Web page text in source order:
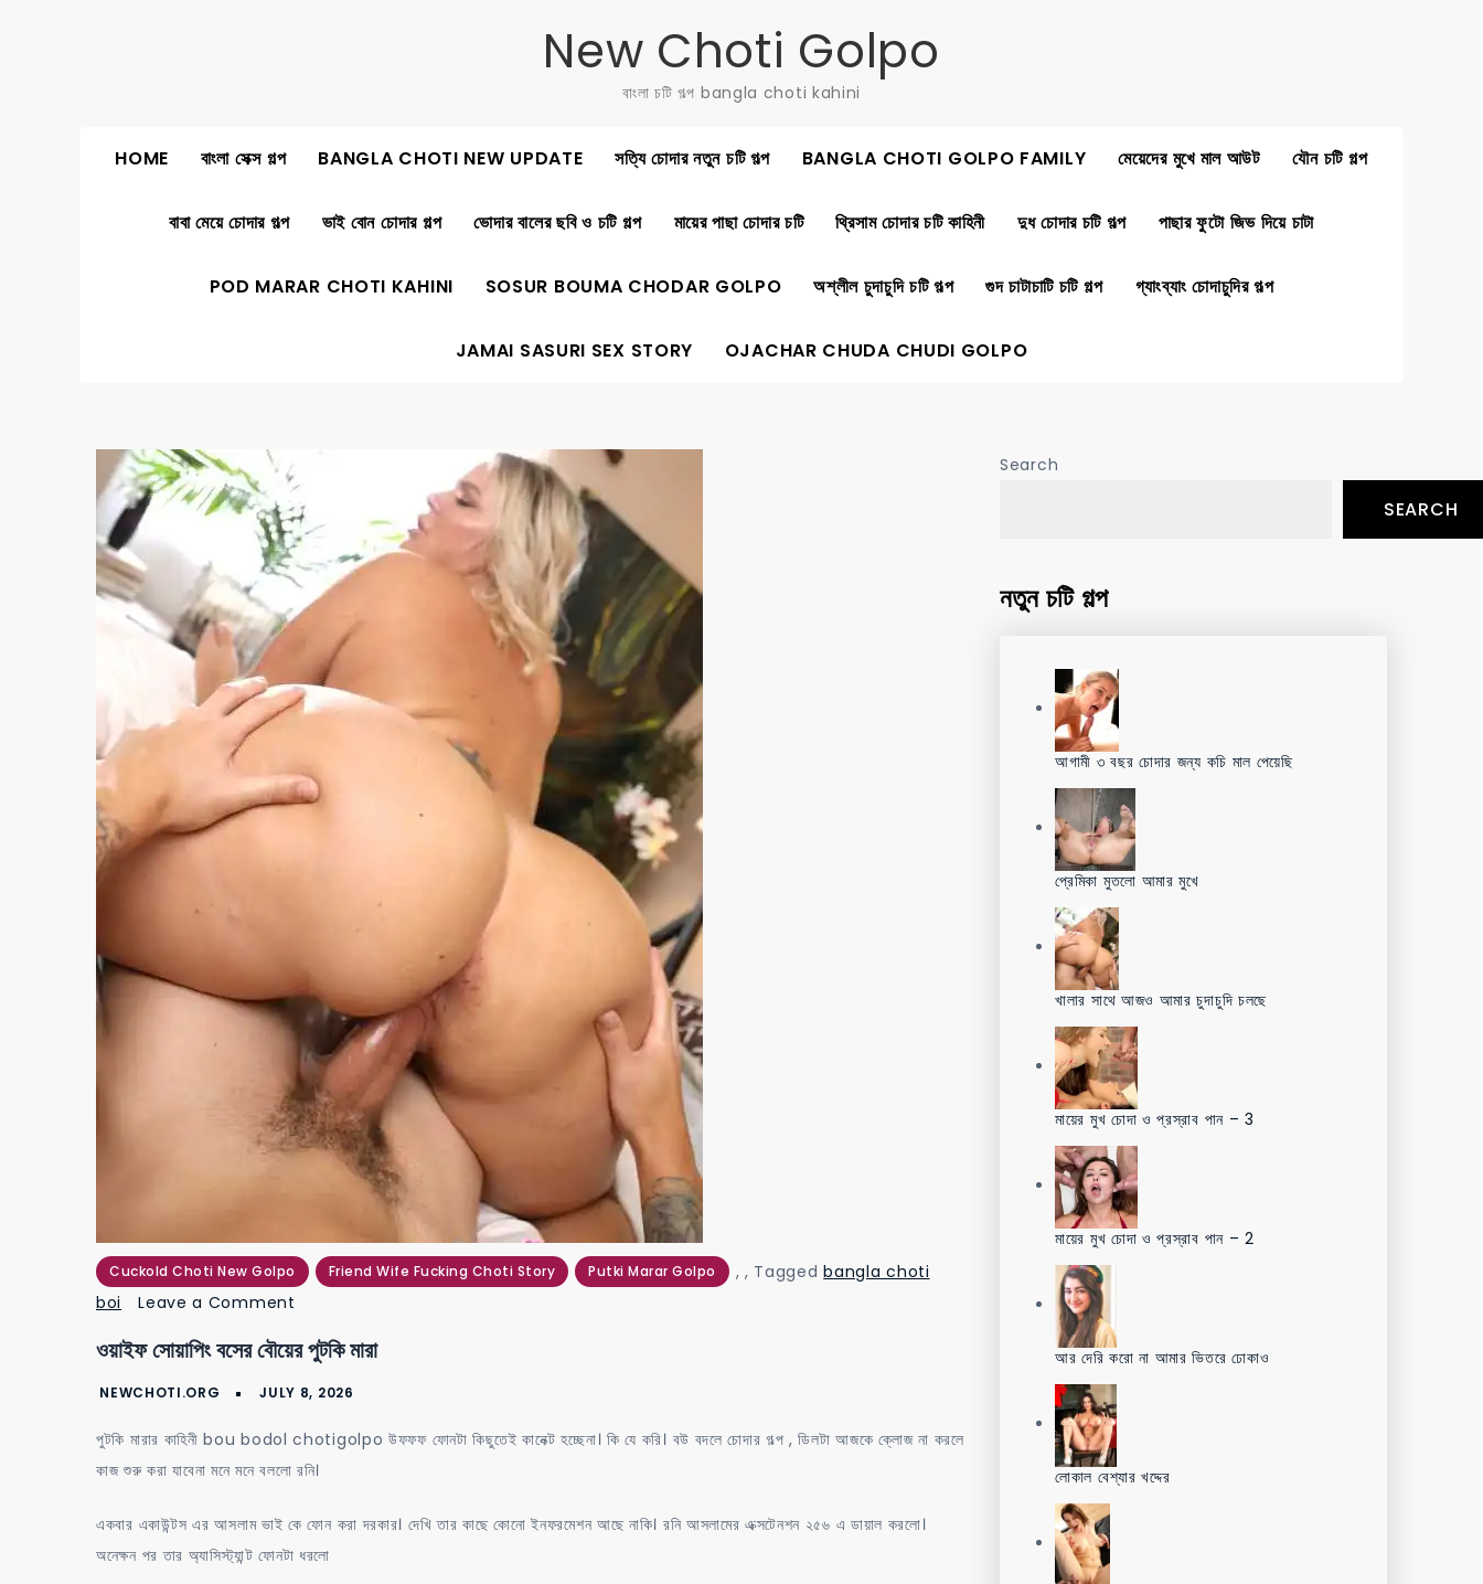
New Choti Golpo
বাংলা চটি গল্প bangla choti kahini
HOME বাংলা সেক্স গল্প BANGLA CHOTI NEW UPDATE সত্যি চোদার নতুন চটি গল্প BANGLA CHOTI GOLPO FAMILY মেয়েদের মুখে মাল আউট যৌন চটি গল্প
বাবা মেয়ে চোদার গল্প ভাই বোন চোদার গল্প ভোদার বালের ছবি ও চটি গল্প মায়ের পাছা চোদার চটি থ্রিসাম চোদার চটি কাহিনী দুধ চোদার চটি গল্প পাছার ফুটো জিভ দিয়ে চাটা
POD MARAR CHOTI KAHINI SOSUR BOUMA CHODAR GOLPO অশ্লীল চুদাচুদি চটি গল্প গুদ চাটাচাটি চটি গল্প গ্যাংব্যাং চোদাচুদির গল্প
JAMAI SASURI SEX STORY OJACHAR CHUDA CHUDI GOLPO
Cuckold Choti New Golpo ,
Friend Wife Fucking Choti Story ,
Putki Marar Golpo Taggedbangla choti
boi
Leave a Comment
সোয়াপিং
বসের
ওয়াইফ সোয়াপিং বসের বৌয়ের পুটকি মারা
পুটকি মারার কাহিনী bou bodol chotigolpo উফফফ ফোনটা কিছুতেই কানেক্ট হচ্ছেনা। কি যে করি। বউ বদলে চোদার গল্প , ডিলটা আজকে ক্লোজ না করলে
কাজ শুরু করা যাবেনা মনে মনে বললো রনি।
একবার একাউন্টস এর আসলাম ভাই কে ফোন করা দরকার। দেখি তার কাছে কোনো ইনফরমেশন আছে নাকি। রনি আসলামের এক্সটেনশন ২৫৬ এ ডায়াল করলো।
অনেক্ষন পর তার অ্যাসিস্ট্যান্ট ফোনটা ধরলো
Search
SEARCH
নতুন চটি গল্প
আগামী ৩ বছর চোদার জন্য কচি মাল পেয়েছি
প্রেমিকা মুতলো আমার মুখে
খালার সাথে আজও আমার চুদাচুদি চলছে
মায়ের মুখ চোদা ও প্রস্রাব পান – 3
মায়ের মুখ চোদা ও প্রস্রাব পান – 2
আর দেরি করো না আমার ভিতরে ঢোকাও
লোকাল বেশ্যার খদ্দের